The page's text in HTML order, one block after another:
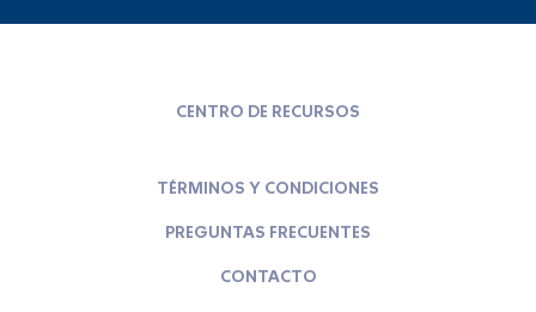
CENTRO DE RECURSOS
TÉRMINOS Y CONDICIONES
PREGUNTAS FRECUENTES
CONTACTO